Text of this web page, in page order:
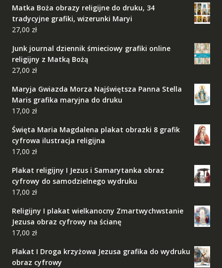
Matka Boża obrazy religijne do druku, 34
tradycyjne grafiki, wizerunki Maryi
27,00 zł
Junk journal dziennik śmieciowy grafiki online
religijny z Matką Bożą
27,00 zł
Maryja Gwiazda Morza Najświętsza Panna Stella
Maris grafika maryjna do druku
17,00 zł
Święta Maria Magdalena plakat obrazki 8 grafik
cyfrowa ilustracja religijna
17,00 zł
Plakat religijny I Jezus i Samarytanka obraz
cyfrowy do samodzielnego wydruku
17,00 zł
Religijny I plakat wielkanocny Zmartwychwstanie
Jezusa obraz cyfrowy na ścianę
17,00 zł
Plakat I Droga krzyżowa Jezusa grafika do wydruku
obraz cyfrowy